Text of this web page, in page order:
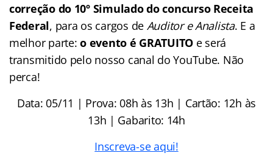
correção do 10º Simulado do concurso Receita
Federal, para os cargos de Auditor e Analista. E a
melhor parte:o evento é GRATUITO e será
transmitido pelo nosso canal do YouTube. Não
perca!
Data: 05/11 | Prova: 08h às 13h | Cartão: 12h às
13h | Gabarito: 14h
Inscreva-se aqui!